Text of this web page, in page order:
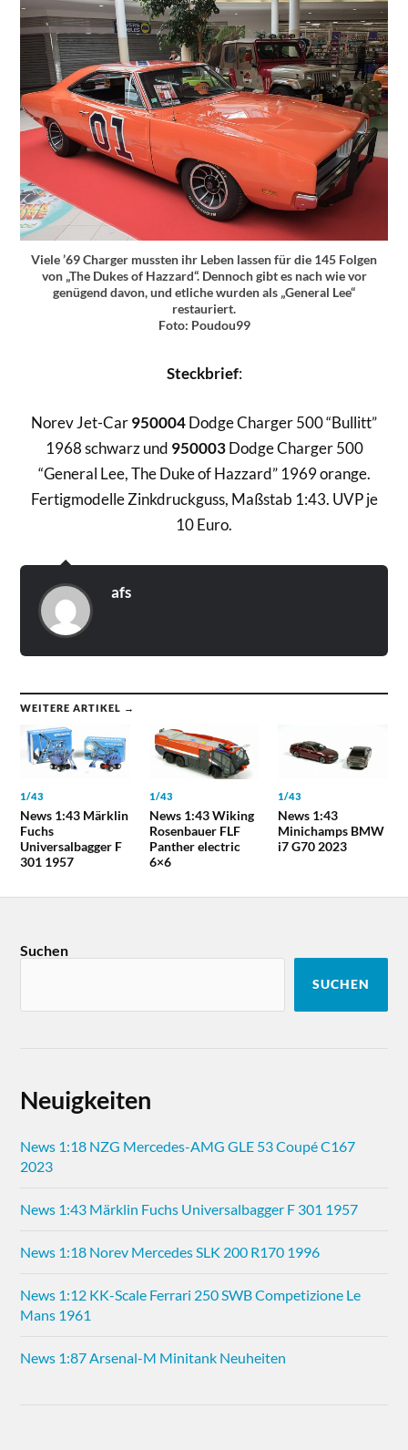
Viele ’69 Charger mussten ihr Leben lassen für die 145 Folgen
von „The Dukes of Hazzard“. Dennoch gibt es nach wie vor
genügend davon, und etliche wurden als „General Lee“
restauriert.
Foto: Poudou99
Steckbrief:
Norev Jet-Car950004Dodge Charger 500 “Bullitt”
1968 schwarz und 950003Dodge Charger 500
“General Lee, The Duke of Hazzard” 1969 orange.
Fertigmodelle Zinkdruckguss, Maßstab 1:43. UVP je
10 Euro.
afs
WEITERE ARTIKEL →
1/43
News 1:43 Märklin
Fuchs
Universalbagger F
301 1957
1/43
News 1:43 Wiking
Rosenbauer FLF
Panther electric
6×6
1/43
News 1:43
Minichamps BMW
i7 G70 2023
Suchen
SUCHEN
Neuigkeiten
News 1:18 NZG Mercedes-AMG GLE 53 Coupé C167
2023
News 1:43 Märklin Fuchs Universalbagger F 301 1957
News 1:18 Norev Mercedes SLK 200 R170 1996
News 1:12 KK-Scale Ferrari 250 SWB Competizione Le
Mans 1961
News 1:87 Arsenal-M Minitank Neuheiten